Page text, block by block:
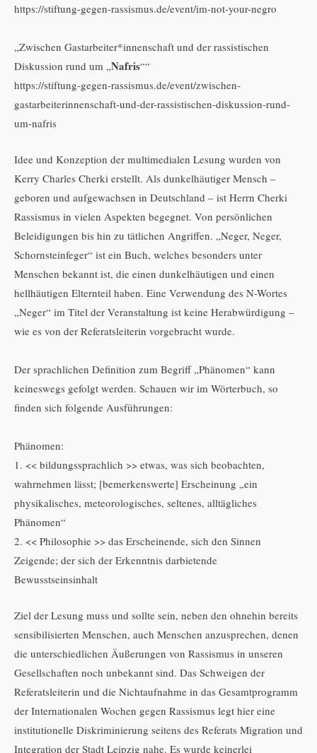
https://stiftung-gegen-rassismus.de/event/im-not-your-negro
„Zwischen Gastarbeiter*innenschaft und der rassistischen
Diskussion rund um „Nafris““
https://stiftung-gegen-rassismus.de/event/zwischen-
gastarbeiterinnenschaft-und-der-rassistischen-diskussion-rund-
um-nafris
Idee und Konzeption der multimedialen Lesung wurden von
Kerry Charles Cherki erstellt. Als dunkelhäutiger Mensch –
geboren und aufgewachsen in Deutschland – ist Herrn Cherki
Rassismus in vielen Aspekten begegnet. Von persönlichen
Beleidigungen bis hin zu tätlichen Angriffen. „Neger, Neger,
Schornsteinfeger“ ist ein Buch, welches besonders unter
Menschen bekannt ist, die einen dunkelhäutigen und einen
hellhäutigen Elternteil haben. Eine Verwendung des N-Wortes
„Neger“ im Titel der Veranstaltung ist keine Herabwürdigung –
wie es von der Referatsleiterin vorgebracht wurde.
Der sprachlichen Definition zum Begriff „Phänomen“ kann
keineswegs gefolgt werden. Schauen wir im Wörterbuch, so
finden sich folgende Ausführungen:
Phänomen:
1. << bildungssprachlich >> etwas, was sich beobachten,
wahrnehmen lässt; [bemerkenswerte] Erscheinung „ein
physikalisches, meteorologisches, seltenes, alltägliches
Phänomen“
2. << Philosophie >> das Erscheinende, sich den Sinnen
Zeigende; der sich der Erkenntnis darbietende
Bewusstseinsinhalt
Ziel der Lesung muss und sollte sein, neben den ohnehin bereits
sensibilisierten Menschen, auch Menschen anzusprechen, denen
die unterschiedlichen Äußerungen von Rassismus in unseren
Gesellschaften noch unbekannt sind. Das Schweigen der
Referatsleiterin und die Nichtaufnahme in das Gesamtprogramm
der Internationalen Wochen gegen Rassismus legt hier eine
institutionelle Diskriminierung seitens des Referats Migration und
Integration der Stadt Leipzig nahe. Es wurde keinerlei